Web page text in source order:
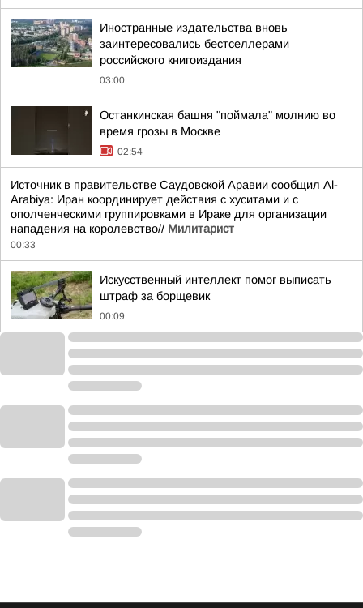
Иностранные издательства вновь
заинтересовались бестселлерами
российского книгоиздания
03:00
Останкинская башня "поймала" молнию во
время грозы в Москве
02:54
Источник в правительстве Саудовской Аравии сообщил Al-
Arabiya: Иран координирует действия с хуситами и с
ополченческими группировками в Ираке для организации
нападения на королевство// Милитарист
00:33
Искусственный интеллект помог выписать
штраф за борщевик
00:09